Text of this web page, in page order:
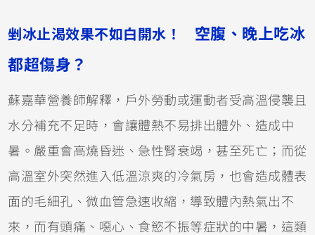
剉冰止渴效果不如白開水！
空腹、晚上吃冰
都超傷身？
蘇嘉華營養師解釋，戶外勞動或運動者受高溫侵襲且
水分補充不足時，會讓體熱不易排出體外、造成中
暑。嚴重會高燒昏迷、急性腎衰竭，甚至死亡；而從
高溫室外突然進入低溫涼爽的冷氣房，也會造成體表
面的毛細孔、微血管急速收縮，導致體內熱氣出不
來，而有頭痛、噁心、食慾不振等症狀的中暑，這類